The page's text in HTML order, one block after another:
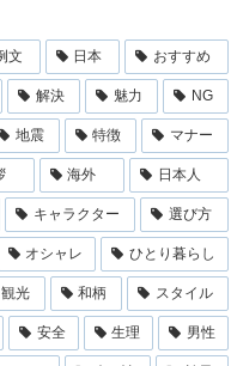
文 日本 おすすめ
解決 魅力 NG
地震 特徴 マナー
海外 日本人
キャラクター 選び方
オシャレ ひとり暮らし
観光 和柄 スタイル
安全 生理 男性